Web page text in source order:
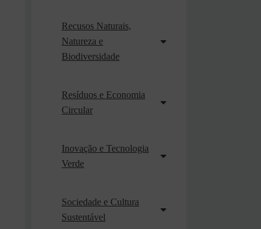
Recusos Naturais,
Natureza e
Biodiversidade
Resíduos e Economia
Circular
Inovação e Tecnologia
Verde
Sociedade e Cultura
Sustentável